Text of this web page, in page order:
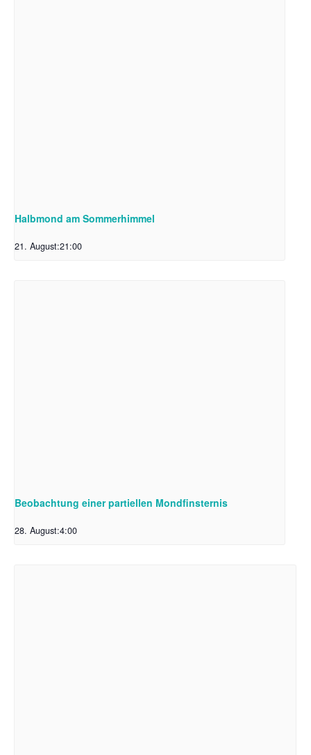
Halbmond am Sommerhimmel
21. August:21:00
Beobachtung einer partiellen Mondfinsternis
28. August:4:00